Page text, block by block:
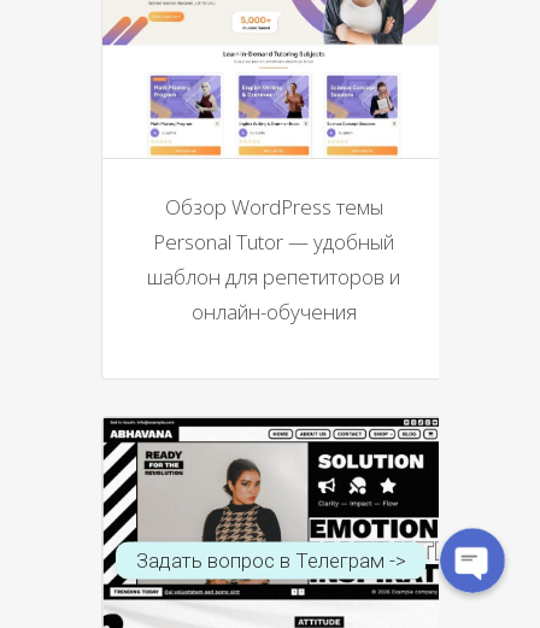
Обзор WordPress темы
Personal Tutor — удобный
шаблон для репетиторов и
онлайн-обучения
Задать вопрос в Телеграм ->